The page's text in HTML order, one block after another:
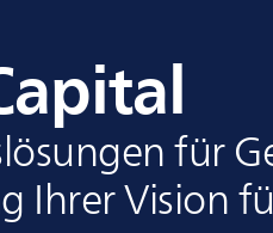
für
Ihrer Vision